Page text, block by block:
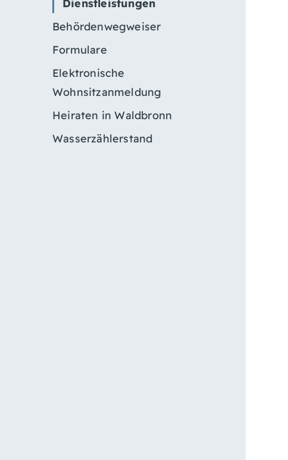
Dienstleistungen
Behördenwegweiser
Formulare
Elektronische
Wohnsitzanmeldung
Heiraten in Waldbronn
Wasserzählerstand